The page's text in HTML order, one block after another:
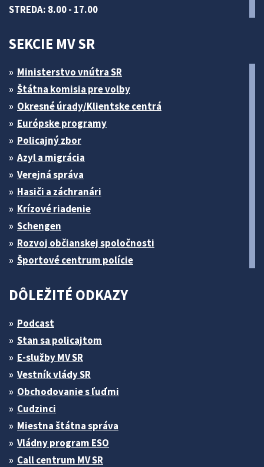
STREDA: 8.00 - 17.00
SEKCIE MV SR
Ministerstvo vnútra SR
Štátna komisia pre volby
Okresné úrady/Klientske centrá
Európske programy
Policajný zbor
Azyl a migrácia
Verejná správa
Hasiči a záchranári
Krízové riadenie
Schengen
Rozvoj občianskej spoločnosti
Športové centrum polície
DÔLEŽITÉ ODKAZY
Podcast
Stan sa policajtom
E-služby MV SR
Vestník vlády SR
Obchodovanie s ľuďmi
Cudzinci
Miestna štátna správa
Vládny program ESO
Call centrum MV SR